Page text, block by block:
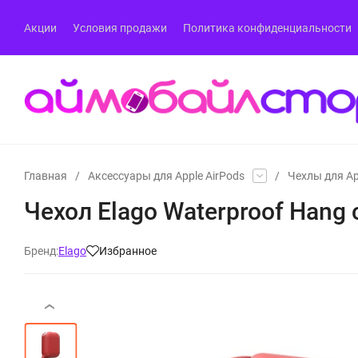
Акции Условия продажи Политика конфиденциальности
Главная / Аксессуары для Apple AirPods / Чехлы для
Чехол Elago Waterproof
Бренд:Elago Избранное
‹